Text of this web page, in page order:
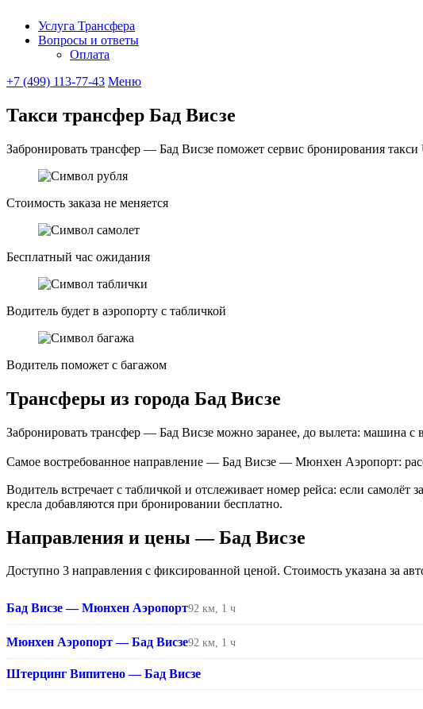
Ubitaxi
Услуга Трансфера
Вопросы и ответы
Оплата
+7 (499) 113-77-43 Меню
Такси трансфер Бад Висзе
Забронировать трансфер — Бад Висзе поможет сервис бронирования такси
Стоимость заказа не меняется
Бесплатный час ожидания
Водитель будет в аэропорту с табличкой
Водитель поможет с багажом
Трансферы из города Бад Висзе
Забронировать трансфер — Бад Висзе можно заранее, до вылета: машина
Самое востребованное направление — Бад Висзе — Мюнхен Аэропорт:
Водитель встречает с табличкой и отслеживает номер рейса: если
кресла добавляются при бронировании бесплатно.
Направления и цены — Бад Висзе
Доступно 3 направления с фиксированной ценой. Стоимость указана за
Бад Висзе — Мюнхен Аэропорт92 км, 1 ч
Мюнхен Аэропорт — Бад Висзе92 км, 1 ч
Штерцинг Випитено — Бад Висзе